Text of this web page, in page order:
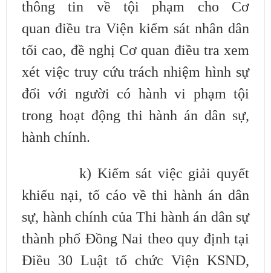
thông tin về tội phạm cho Cơ
quan điều tra Viện kiểm sát nhân dân
tối cao, đề nghị Cơ quan điều tra xem
xét việc truy cứu trách nhiệm hình sự
đối với người có hành vi phạm tội
trong hoạt động thi hành án dân sự,
hành chính.
k) Kiểm sát việc giải quyết
khiếu nại, tố cáo về thi hành án dân
sự, hành chính của Thi hành án dân sự
thành phố Đồng Nai theo quy định tại
Điều 30 Luật tổ chức Viện KSND,